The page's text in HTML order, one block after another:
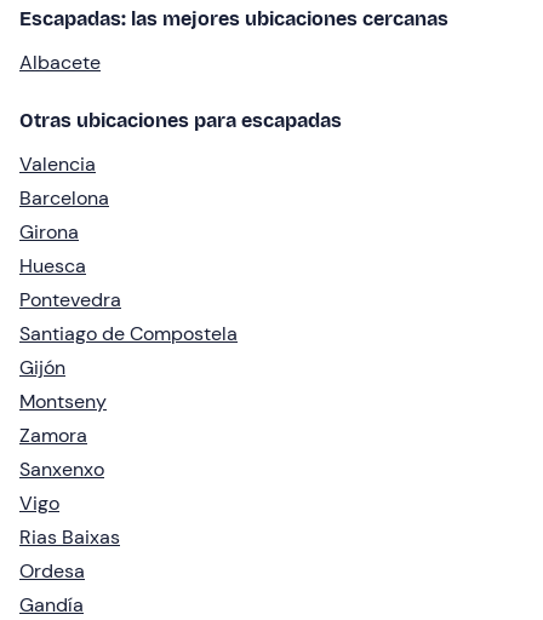
Escapadas: las mejores ubicaciones cercanas
Albacete
Otras ubicaciones para escapadas
Valencia
Barcelona
Girona
Huesca
Pontevedra
Santiago de Compostela
Gijón
Montseny
Zamora
Sanxenxo
Vigo
Rias Baixas
Ordesa
Gandía